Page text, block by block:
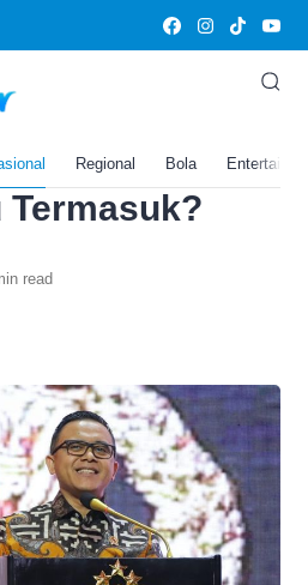
Regional Bola
Semua
Kategori Ini
Jadi PPPK
Termasuk?
read